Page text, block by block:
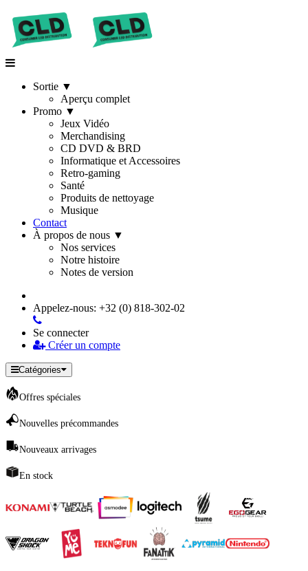
Sortie ▼
Aperçu complet
Promo ▼
Jeux Vidéo
Merchandising
CD DVD & BRD
Informatique et Accessoires
Retro-gaming
Santé
Produits de nettoyage
Musique
Contact
À propos de nous ▼
Nos services
Notre histoire
Notes de version
Appelez-nous: +32 (0) 818-302-02
Se connecter
Créer un compte
Catégories
Offres spéciales
Nouvelles précommandes
Nouveaux arrivages
En stock